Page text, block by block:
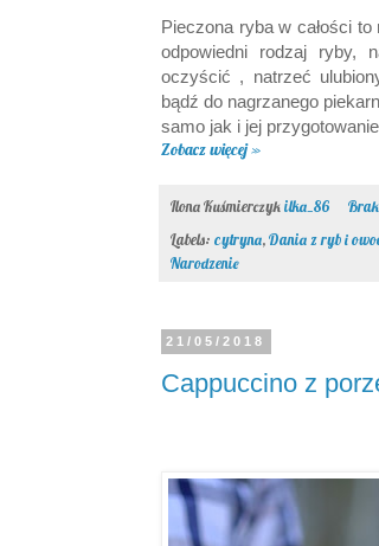
Pieczona ryba w całości
odpowiedni rodzaj ryby,
oczyścić , natrzeć
bądź do nagrzanego
samo jak i jej
Zobacz więcej »
Ilona Kuśmierczykilka_86
Labels: cytryna,Dania z ryb i
Narodzenie
21/05/2018
Cappuccino z